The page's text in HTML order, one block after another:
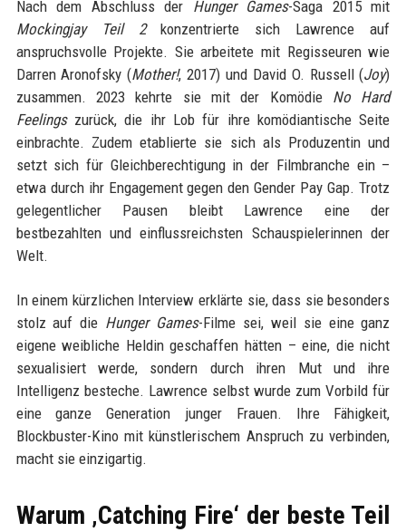
Nach dem Abschluss der Hunger Games-Saga 2015 mit
Mockingjay Teil 2konzentrierte sich Lawrence auf
anspruchsvolle Projekte. Sie arbeitete mit Regisseuren wie
Darren Aronofsky (Mother!, 2017) und David O. Russell (Joy)
zusammen. 2023 kehrte sie mit der Komödie No Hard
Feelingszurück, die ihr Lob für ihre komödiantische Seite
einbrachte. Zudem etablierte sie sich als Produzentin und
setzt sich für Gleichberechtigung in der Filmbranche ein –
etwa durch ihr Engagement gegen den Gender Pay Gap. Trotz
gelegentlicher Pausen bleibt Lawrence eine der
bestbezahlten und einflussreichsten Schauspielerinnen der
Welt.
In einem kürzlichen Interview erklärte sie, dass sie besonders
stolz auf die Hunger Games-Filme sei, weil sie eine ganz
eigene weibliche Heldin geschaffen hätten – eine, die nicht
sexualisiert werde, sondern durch ihren Mut und ihre
Intelligenz besteche. Lawrence selbst wurde zum Vorbild für
eine ganze Generation junger Frauen. Ihre Fähigkeit,
Blockbuster-Kino mit künstlerischem Anspruch zu verbinden,
macht sie einzigartig.
Warum ‚Catching Fire‘ der beste Teil